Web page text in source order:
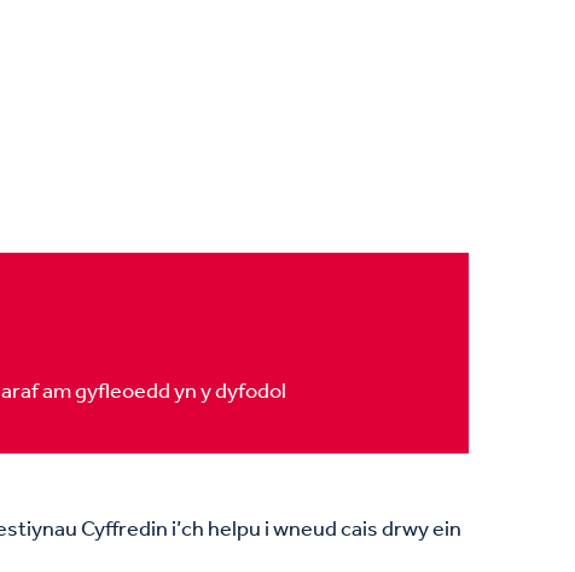
am gyfleoedd yn y dyfodol
Cyffredin i’ch helpu i wneud cais drwy ein